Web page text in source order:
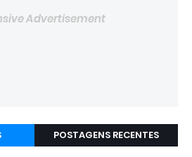
Advertisement
POSTAGENS RECENTES